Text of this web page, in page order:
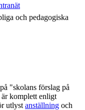
och pedagogiska
"skolans förslag på
komplett enligt
utlyst anställning och